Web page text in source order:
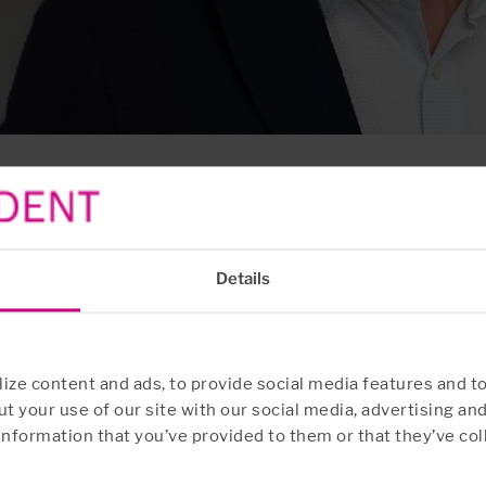
Details
content and ads, to provide social media features and
your use of our site with our social media, advertising
that you’ve provided to them or that they’ve
i Danmark
offentliggjorde for nyligt sit regnskab for
for i alt 1,7 milliarder svenske kroner (1,2
millioner svenske kroner (152 millioner
væksten i Danmark, der forløber som